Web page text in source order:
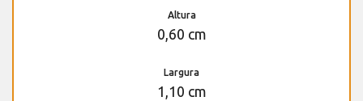
Altura
0,60 cm
Largura
1,10 cm